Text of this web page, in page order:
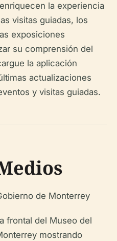
la experiencia
visitas guiadas, los
exposiciones
su comprensión del
la aplicación
actualizaciones
y visitas guiadas.
frontal del Museo del
mostrando